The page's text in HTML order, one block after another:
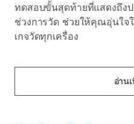
ทดสอบขั้นสุดท้ายที่แสดงถึง
ช่วงการวัด ช่วยให้คุณอุ่นใ
เกจวัดทุกเครื่อง
อ่าน